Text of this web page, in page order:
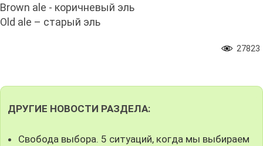
Brown ale - коричневый эль
Old ale – старый эль
27823
ДРУГИЕ НОВОСТИ РАЗДЕЛА:
Свобода выбора. 5 ситуаций, когда мы выбираем